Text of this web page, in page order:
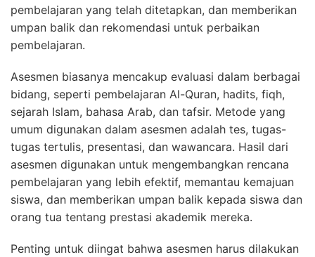
pembelajaran yang telah ditetapkan, dan memberikan
umpan balik dan rekomendasi untuk perbaikan
pembelajaran.
Asesmen biasanya mencakup evaluasi dalam berbagai
bidang, seperti pembelajaran Al-Quran, hadits, fiqh,
sejarah Islam, bahasa Arab, dan tafsir. Metode yang
umum digunakan dalam asesmen adalah tes, tugas-
tugas tertulis, presentasi, dan wawancara. Hasil dari
asesmen digunakan untuk mengembangkan rencana
pembelajaran yang lebih efektif, memantau kemajuan
siswa, dan memberikan umpan balik kepada siswa dan
orang tua tentang prestasi akademik mereka.
Penting untuk diingat bahwa asesmen harus dilakukan